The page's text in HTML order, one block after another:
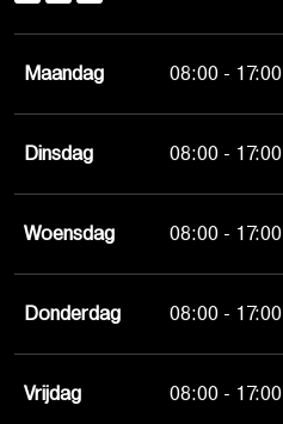
Maandag 08:00 - 17:00
Dinsdag 08:00 - 17:00
Woensdag 08:00 - 17:00
Donderdag 08:00 - 17:00
Vrijdag 08:00 - 17:00